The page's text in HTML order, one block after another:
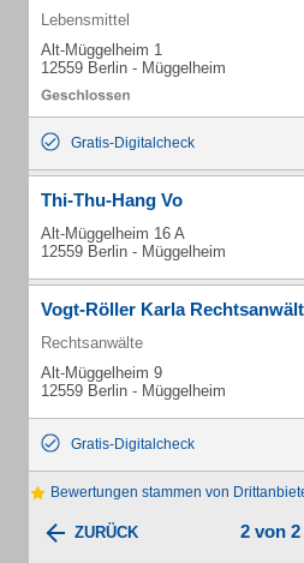
Lebensmittel
Alt-Müggelheim 1
12559 Berlin - Müggelheim
Gratis-Digitalcheck
Thi-Thu-Hang Vo
Alt-Müggelheim 16 A
12559 Berlin - Müggelheim
Vogt-Röller Karla
Rechtsanwälte
Alt-Müggelheim 9
12559 Berlin - Müggelheim
Gratis-Digitalcheck
Bewertungen stammen von
ZURÜCK 2 von 2